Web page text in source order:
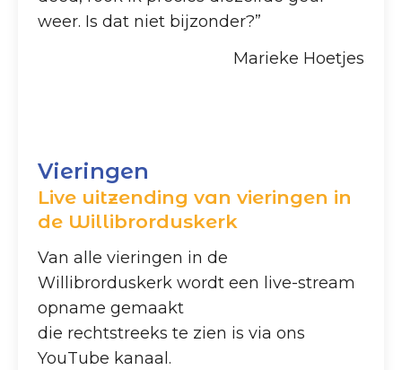
weer. Is dat niet bijzonder?”
Marieke Hoetjes
Vieringen
Live uitzending van vieringen in
de Willibrorduskerk
Van alle vieringen in de
Willibrorduskerk wordt een live-stream
opname gemaakt
die rechtstreeks te zien is via ons
YouTube kanaal.